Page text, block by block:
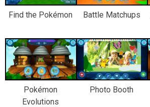
Find the Pokémon Battle Matchups
Pokémon
Evolutions
Photo Booth